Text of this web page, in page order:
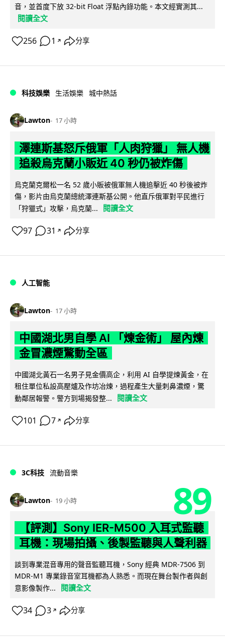
音，並首度下放 32-bit Float 浮點內錄功能。本文經實測其...
閱讀全文
256 1 ↗ 分享
科技娛樂 生活娛樂 城中熱話
Lawton 17 小時
澤連斯基怒斥俄軍「人肉狩獵」 無人機
追殺烏克蘭小販近 40 秒仍被炸傷
烏克蘭克爾松一名 52 歲小販被俄軍無人機追擊近 40 秒後被炸
傷，影片由烏克蘭總統澤連斯基公開。他直斥俄軍對平民進行
「狩獵式」攻擊，烏克蘭...
閱讀全文
97 31 ↗ 分享
人工智能
Lawton 17 小時
中國湖北男自學 AI 「煉金術」 屋內煉
金冒濃煙驚動全區
中國湖北黃石一名男子見金價高企，利用 AI 自學提煉黃金，在
租住單位私設高壓爐及作坊冶煉，過程產生大量刺鼻濃煙，驚
動鄰居報警。警方到場揭發整...
閱讀全文
101 7 ↗ 分享
3C科技 流動音樂
Lawton 19 小時 89
【評測】Sony IER-M500 入耳式監聽
耳機：現場拍攝、後製監聽與人聲利器
談到專業混音專用的聲音監聽耳機，Sony 經典 MDR-7506 到
MDR-M1 專業錄音室耳機都為人熟悉。而現在舞台製作者與創
意影像製作...
閱讀全文
34 3 ↗ 分享